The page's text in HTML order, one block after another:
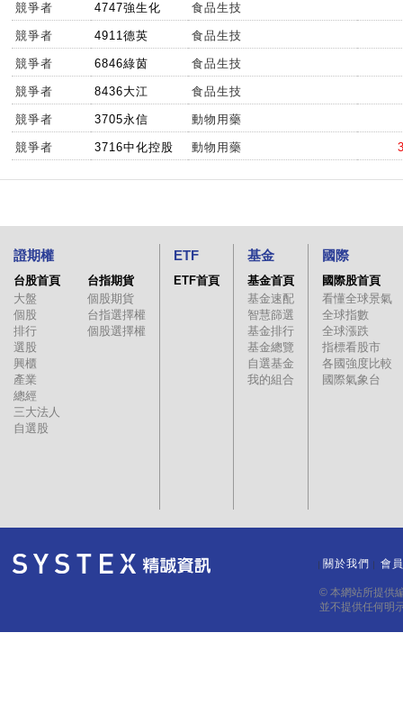
競爭者 4747強生化 食品生技
競爭者 4911德英 食品生技
競爭者 6846綠茵 食品生技
競爭者 8436大江 食品生技
競爭者 3705永信 動物用藥
競爭者 3716中化控股 動物用藥
證期權
台股首頁
大盤
個股
排行
選股
興櫃
產業
總經
三大法人
自選股
台指期貨
個股期貨
台指選擇權
個股選擇權
ETF
ETF首頁
基金
基金首頁
基金速配
智慧篩選
基金排行
基金總覽
自選基金
我的組合
國際
國際股首頁
看懂全球景氣
全球指數
全球漲跌
指標看股市
各國強度比較
國際氣象台
關於我們 會
© 本網站所提供
並不提供任何明